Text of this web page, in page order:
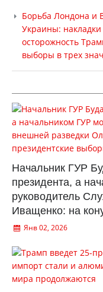
Борьба Лондона и
Украины:
осторожность
выборы в трех
Начальник ГУР
президента, а
руководитель
Иващенко: на
Янв 02, 2026